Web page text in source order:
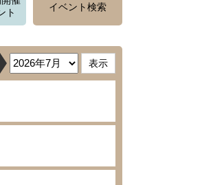
ト
イベント検索